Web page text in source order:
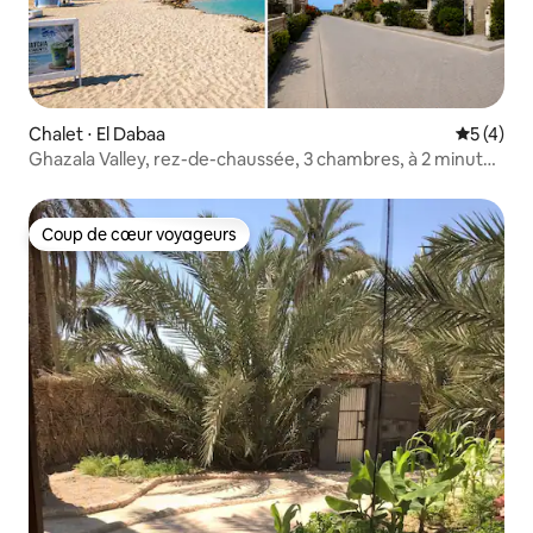
Chalet ⋅ El Dabaa
5 (4)
Ghazala Valley, rez-de-chaussée, 3 chambres, à 2 minutes
Coup de cœur voyageurs
Coup de cœur voyageurs